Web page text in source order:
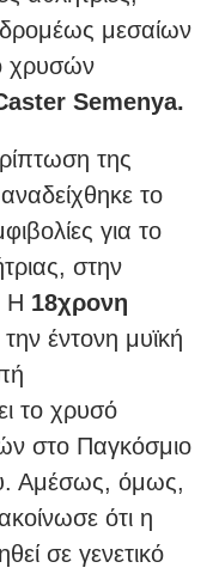
μεσαίων
χρυσών
Semenya.
της
το
για το
στην
Η 18χρονη
έντονη μυϊκή
το χρυσό
στο Παγκόσμιο
Αμέσως, όμως,
ότι η
σε γενετικό